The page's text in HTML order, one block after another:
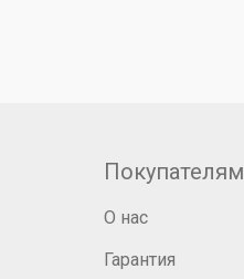
Покупателям
О нас
Гарантия